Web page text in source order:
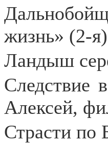
жизнь» (2-я)
Ландыш
Следствие
Алексей,
Страсти по